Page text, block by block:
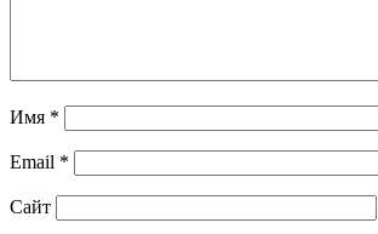
Имя *
Email *
Сайт